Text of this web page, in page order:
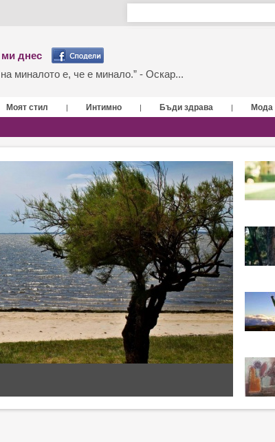
днес
миналото е, че е минало.” - Оскар...
Моят стил | Интимно | Бъди здрава | Мода